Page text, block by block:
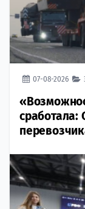
07-08-2026
сработала: